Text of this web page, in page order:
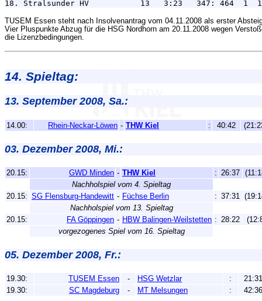
TUSEM Essen steht nach Insolvenantrag vom 04.11.2008 als erster
Vier Pluspunkte Abzug für die HSG Nordhorn am 20.11.2008 wegen
die Lizenzbedingungen.
14. Spieltag:
13. September 2008, Sa.:
14.00: Rhein-Neckar-Löwen - THW Kiel : 40:42
03. Dezember 2008, Mi.:
20.15: GWD Minden - THW Kiel : 26:37
Nachholspiel vom 4. Spieltag
20.15: SG Flensburg-Handewitt - Füchse Berlin : 37:31
Nachholspiel vom 13. Spieltag
20.15:
FA Göppingen - HBW Balingen-Weilstetten : 28:22
vorgezogenes Spiel vom 16. Spieltag
05. Dezember 2008, Fr.:
19.30: TUSEM Essen - HSG Wetzlar :
21:31
19.30:
SC Magdeburg - MT Melsungen : 42:36